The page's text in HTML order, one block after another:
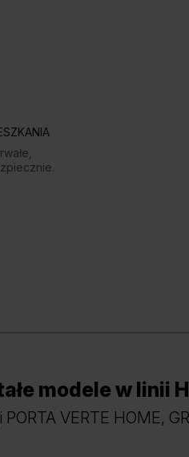
modele w linii
PORTA VERTE HOME,